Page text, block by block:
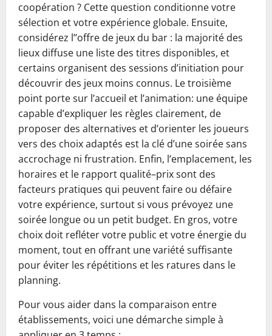
coopération ? Cette question conditionne votre
sélection et votre expérience globale. Ensuite,
considérez l’’offre de jeux du bar : la majorité des
lieux diffuse une liste des titres disponibles, et
certains organisent des sessions d’initiation pour
découvrir des jeux moins connus. Le troisième
point porte sur l’accueil et l’animation: une équipe
capable d’expliquer les règles clairement, de
proposer des alternatives et d’orienter les joueurs
vers des choix adaptés est la clé d’une soirée sans
accrochage ni frustration. Enfin, l’emplacement, les
horaires et le rapport qualité–prix sont des
facteurs pratiques qui peuvent faire ou défaire
votre expérience, surtout si vous prévoyez une
soirée longue ou un petit budget. En gros, votre
choix doit refléter votre public et votre énergie du
moment, tout en offrant une variété suffisante
pour éviter les répétitions et les ratures dans le
planning.
Pour vous aider dans la comparaison entre
établissements, voici une démarche simple à